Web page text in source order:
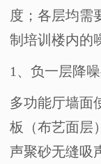
度；各层均需
制培训楼内的
1、负一层降
多功能厅墙面
板（布艺面层
声聚砂无缝吸